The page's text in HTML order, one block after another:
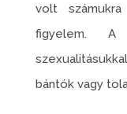
volt
figyelem.
bántók vagy